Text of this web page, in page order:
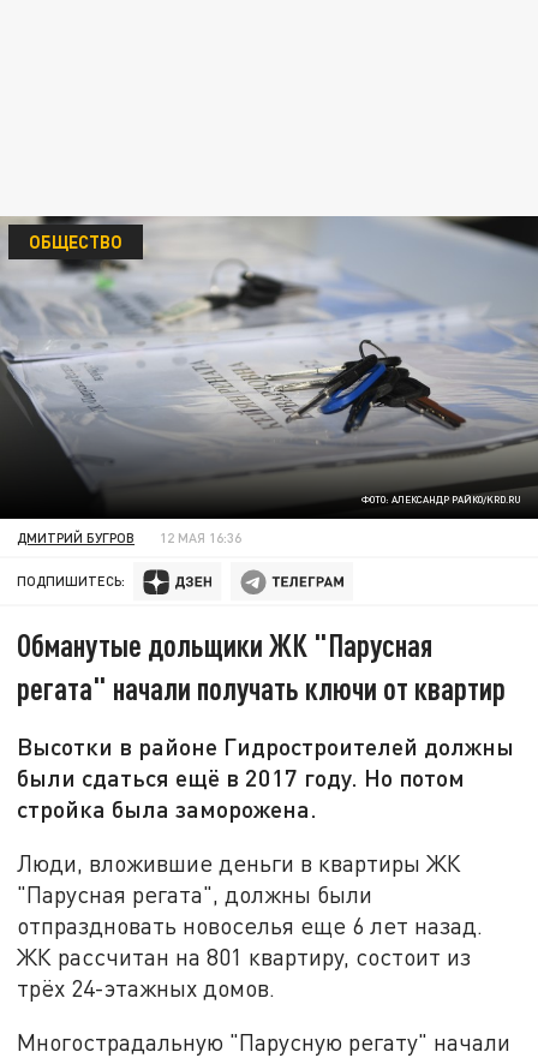
ФОТО: АЛЕКСАНДР РАЙКО/KRD.RU
ОБЩЕСТВО
ДМИТРИЙ БУГРОВ 12 МАЯ 16:36
ПОДПИШИТЕСЬ:
Обманутые дольщики ЖК "Парусная
регата" начали получать ключи от квартир
Высотки в районе Гидростроителей должны
были сдаться ещё в 2017 году. Но потом
стройка была заморожена.
Люди, вложившие деньги в квартиры ЖК
"Парусная регата", должны были
отпраздновать новоселья еще 6 лет назад.
ЖК рассчитан на 801 квартиру, состоит из
трёх 24-этажных домов.
Многострадальную "Парусную регату" начали